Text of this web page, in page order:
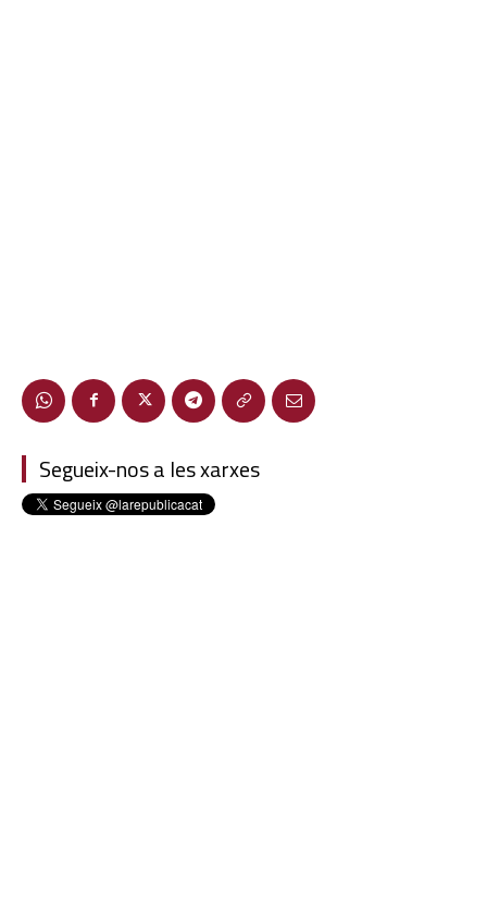
Segueix-nos a les xarxes